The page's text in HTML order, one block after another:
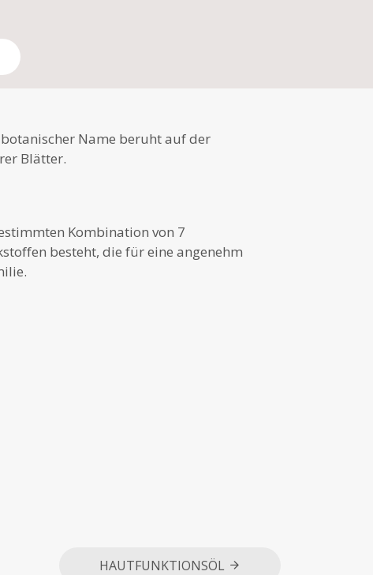
Name beruht auf der
Blätter.
Kombination von 7
besteht, die für eine angenehm
HAUTFUNKTIONSÖL